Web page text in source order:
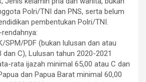
Polri/TNI dan PNS, serta belum
pembentukan Polri/TNI.
SPM/PDF (bukan lulusan dan atau
dan C), Lulusan tahun 2020-2021
rata ijazah minimal 65,00 atau C dan
dan Papua Barat minimal 60,00